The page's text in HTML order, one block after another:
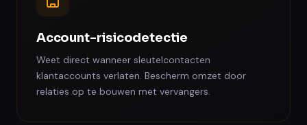
Account-risicodetectie
Weet direct wanneer sleutelcontacten
klantaccounts verlaten. Bescherm omzet door
relaties op te bouwen met vervangers.